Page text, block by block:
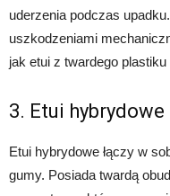
uderzenia podczas
uszkodzeniami
jak etui z twardego
3. Etui hybrydowe
Etui hybrydowe łączy w
gumy. Posiada twardą